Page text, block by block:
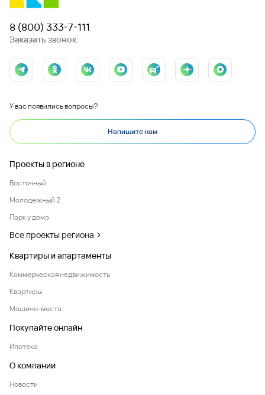
8 (800) 333-7-111
Заказать звонок
У вас появились вопросы?
Напишите нам
Проекты в регионе
Восточный
Молодежный 2
Парк у дома
Все проекты региона
Квартиры и апартаменты
Коммерческая недвижимость
Квартиры
Машино-места
Покупайте онлайн
Ипотека
О компании
Новости